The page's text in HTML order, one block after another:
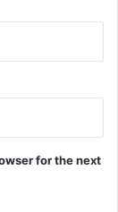
for the next